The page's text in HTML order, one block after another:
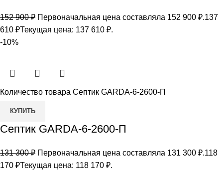
152 900₽ Первоначальная цена составляла 152 900 ₽.137
610 ₽Текущая цена: 137 610 ₽.
-10%
Количество товара Септик GARDA-6-2600-П
КУПИТЬ
Септик GARDA-6-2600-П
131 300₽ Первоначальная цена составляла 131 300 ₽.118
170 ₽Текущая цена: 118 170 ₽.